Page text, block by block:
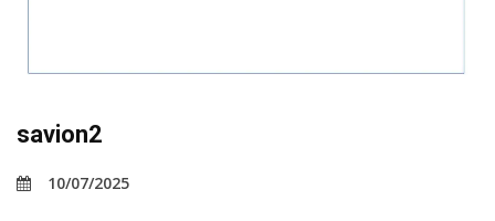
savion2
10/07/2025